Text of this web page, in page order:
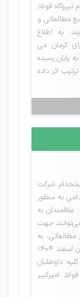
فولاد
مطالعاتی و
به اطلاع
کرمان می
پایان رسیده
اثر داده
شرکت
به منظور
به
جهت
به
ادامه صفحه مراجعه نمایند. زمان اعلام نتایج آزمون اسفند 1404
کلیه داوطلبان
امیرکبیر